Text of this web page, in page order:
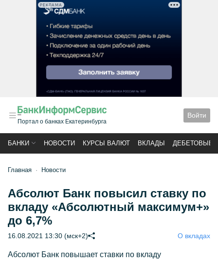
РЕКЛАМА
Портал о банках Екатеринбурга
Войти
БАНКИ НОВОСТИ КУРСЫ ВАЛЮТ ВКЛАДЫ ДЕБЕТОВЫЕ
Главная Новости
Абсолют Банк повысил ставку по
вкладу «Абсолютный максимум+»
до 6,7%
16.08.2021 13:30 (мск+2) О вкладах
Абсолют Банк повышает ставки по вкладу